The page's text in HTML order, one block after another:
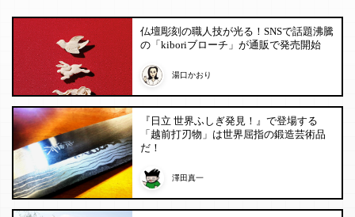
仏壇彫刻の職人技が光る！SNSで話題沸騰
の「kiboriブローチ」が通販で発売開始
湯口かおり
『日立 世界ふしぎ発見！』で登場する
「越前打刃物」は世界屈指の鍛造芸術品
だ！
澤田真一